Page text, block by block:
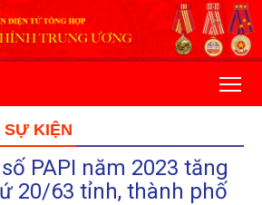
SỰ KIỆN
PAPI năm 2023 tăng
20/63 tỉnh, thành phố